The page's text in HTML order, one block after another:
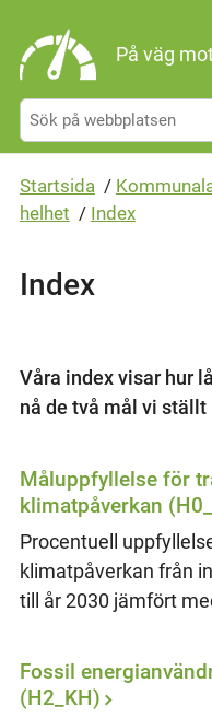
På väg
Startsida /
helhet / Index
Index
Våra index visar hur
nå de två mål vi ställt
Måluppfyllelse för
klimatpåverkan
Procentuell
klimatpåverkan från
till år 2030 jämfört
Fossil
(H2_KH)